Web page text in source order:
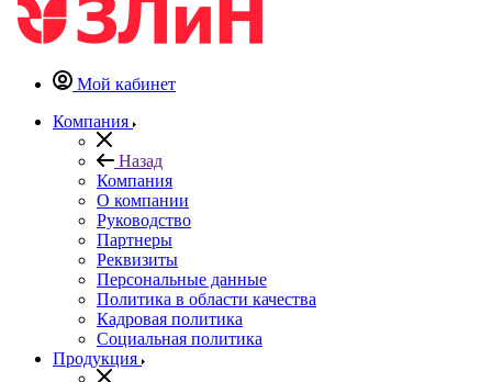
Мой кабинет
Компания
Назад
Компания
О компании
Руководство
Партнеры
Реквизиты
Персональные данные
Политика в области качества
Кадровая политика
Социальная политика
Продукция